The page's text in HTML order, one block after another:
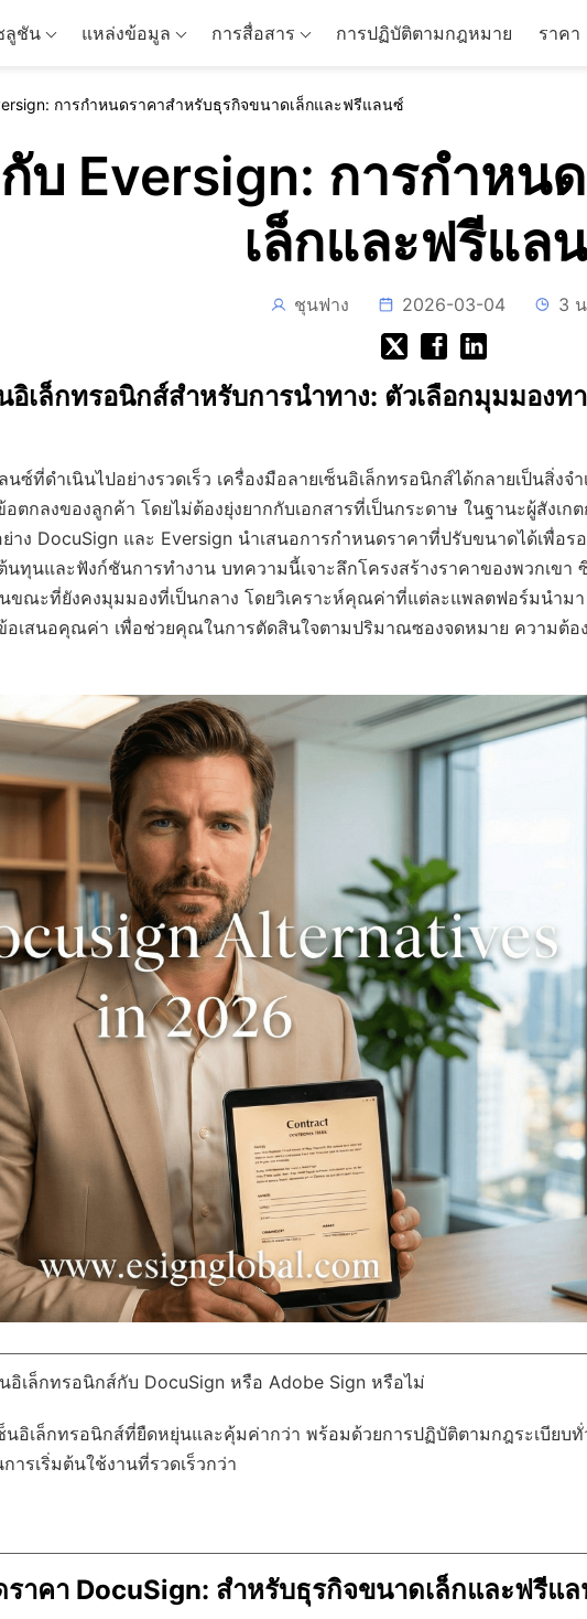
ลูชัน แหล่งข้อมูล การสื่อสาร การปฏิบัติตามกฎหมาย ราคา
การกำหนดราคาสำหรับธุรกิจขนาดเล็กและฟรีแลนซ์
บ Eversign: การกำหน
เล็กและฟรีแล
ชุนฟาง 2026-03-04 3
อิเล็กทรอนิกส์สำหรับการนำทาง: ตัวเลือกมุมมองท
ซ์ที่ดำเนินไปอย่างรวดเร็ว เครื่องมือลายเซ็นอิเล็กทรอนิกส์ได้กลายเป็นสิ่งจ
กลงของลูกค้า โดยไม่ต้องยุ่งยากกับเอกสารที่เป็นกระดาษ ในฐานะผู้สังเก
าง DocuSign และ Eversign นำเสนอการกำหนดราคาที่ปรับขนาดได้เพื่อรอ
นทุนและฟังก์ชันการทำงาน บทความนี้เจาะลึกโครงสร้างราคาของพวกเขา
ขณะที่ยังคงมุมมองที่เป็นกลาง โดยวิเคราะห์คุณค่าที่แต่ละแพลตฟอร์มนำมา
เสนอคุณค่า เพื่อช่วยคุณในการตัดสินใจตามปริมาณซองจดหมาย ความต้อ
อิเล็กทรอนิกส์กับ DocuSign หรือ Adobe Sign หรือไม่
นอิเล็กทรอนิกส์ที่ยืดหยุ่นและคุ้มค่ากว่า พร้อมด้วยการปฏิบัติตามกฎระเบียบทั่
รเริ่มต้นใช้งานที่รวดเร็วกว่า
ราคา DocuSign: สำหรับธุรกิจขนาดเล็กและฟรีแ